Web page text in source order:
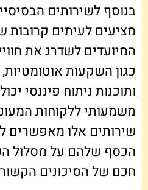
בנוסף לשירותים
מציעים לעיתים קרובות
המיועדים לשדרג את
כגון השקעות
ותוכנות ניתוח פיננסי
משמעותי ללקוחות
שירותים אלו מאפשרים
הכסף שלהם על מסלול
חכם של הסיכונים